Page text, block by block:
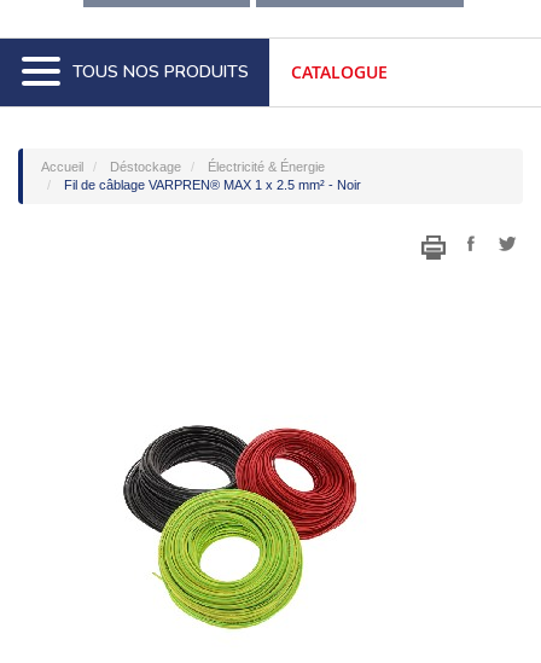
TOUS NOS PRODUITS CATALOGUE
Accueil Déstockage
Électricité & Énergie
Fil de câblage VARPREN® MAX 1 x 2.5 mm² - Noir